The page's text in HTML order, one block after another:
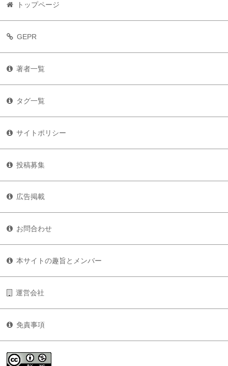
トップページ
GEPR
著者一覧
タグ一覧
サイトポリシー
投稿募集
広告掲載
お問合わせ
本サイトの趣旨とメンバー
運営会社
免責事項